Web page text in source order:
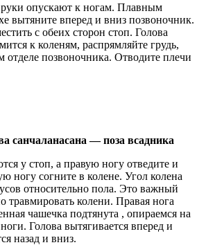
руки опускают к ногам. Плавным
вытяните вперед и вниз позвоночник.
с обеих сторон стоп. Голова
к коленям, распрямляйте грудь,
отделе позвоночника. Отводите плечи
санчаланасана — поза всадника
у стоп, а правую ногу отведите и
ногу согните в колене. Угол колена
относительно пола. Это важный
травмировать колени. Правая нога
чашечка подтянута , опираемся на
Голова вытягивается вперед и
назад и вниз.